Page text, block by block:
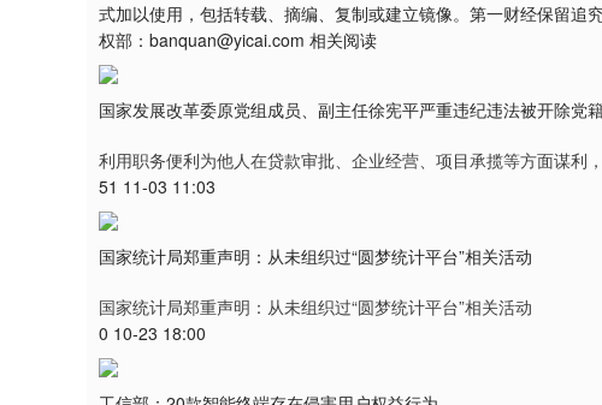
式加以使用，包括转载、摘编、复制或建立镜像。第一财经保留追
权部：banquan@yicai.com 相关阅读
国家发展改革委原党组成员、副主任徐宪平严重违纪违法被开除党
利用职务便利为他人在贷款审批、企业经营、项目承揽等方面谋利
51 11-03 11:03
国家统计局郑重声明：从未组织过“圆梦统计平台”相关活动
国家统计局郑重声明：从未组织过“圆梦统计平台”相关活动
0 10-23 18:00